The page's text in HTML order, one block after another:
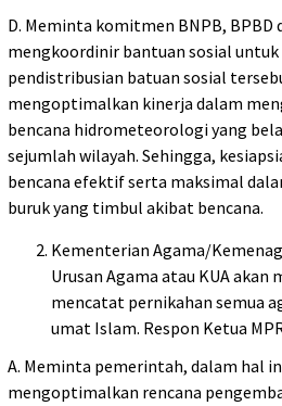
D. Meminta komitmen BNPB, BPBD
mengkoordinir bantuan sosial
pendistribusian batuan sosial
mengoptimalkan kinerja dalam
bencana hidrometeorologi yang
sejumlah wilayah. Sehingga,
bencana efektif serta maksimal
buruk yang timbul akibat bencana.
Kementerian Agama/
Urusan Agama atau KUA
mencatat pernikahan semua
umat Islam. Respon Ketua
A. Meminta pemerintah, dalam hal
mengoptimalkan rencana